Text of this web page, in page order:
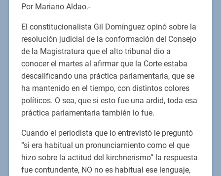
Por Mariano Aldao.-
El constitucionalista Gil Domínguez opinó sobre la
resolución judicial de la conformación del Consejo
de la Magistratura que el alto tribunal dio a
conocer el martes al afirmar que la Corte estaba
descalificando una práctica parlamentaria, que se
ha mantenido en el tiempo, con distintos colores
políticos. O sea, que si esto fue una ardid, toda esa
práctica parlamentaria también lo fue.
Cuando el periodista que lo entrevistó le preguntó
“si era habitual un pronunciamiento como el que
hizo sobre la actitud del kirchnerismo” la respuesta
fue contundente, NO no es habitual ese lenguaje,